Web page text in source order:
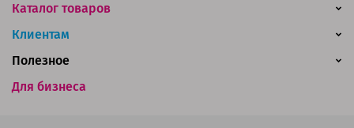
Каталог товаров
Клиентам
Для бизнеса
Полезное